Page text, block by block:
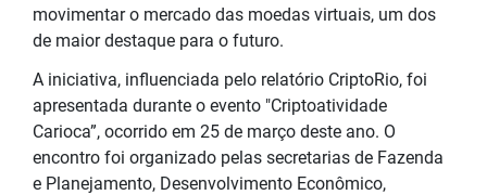
movimentar o mercado das moedas virtuais, um dos
de maior destaque para o futuro.
A iniciativa, influenciada pelo relatório CriptoRio, foi
apresentada durante o evento "Criptoatividade
Carioca”, ocorrido em 25 de março deste ano. O
encontro foi organizado pelas secretarias de Fazenda
e Planejamento, Desenvolvimento Econômico,